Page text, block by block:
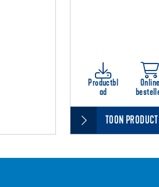
Productbl
ad
Online
TOON PRODUCT